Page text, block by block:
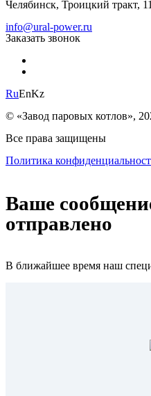
Челябинск, Троицкий тракт,
info@ural-power.ru
Заказать звонок
RuEnKz
© «Завод паровых котлов»,
Все права защищены
Политика
Ваше
отправлено
В ближайшее время наш